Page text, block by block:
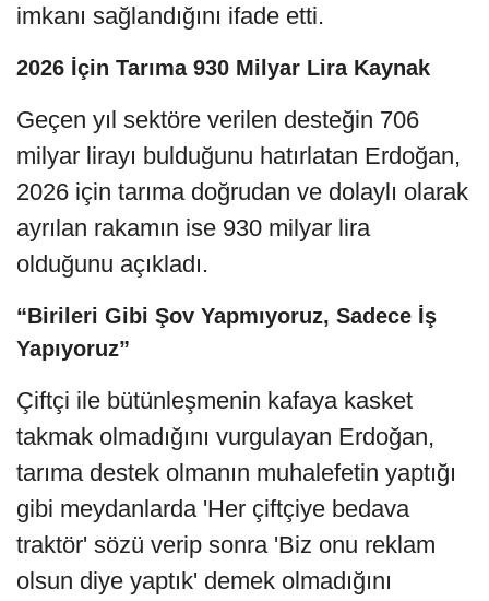
imkanı sağlandığını ifade etti.
2026 İçin Tarıma 930 Milyar Lira Kaynak
Geçen yıl sektöre verilen desteğin 706
milyar lirayı bulduğunu hatırlatan Erdoğan,
2026 için tarıma doğrudan ve dolaylı olarak
ayrılan rakamın ise 930 milyar lira
olduğunu açıkladı.
“Birileri Gibi Şov Yapmıyoruz, Sadece İş
Yapıyoruz”
Çiftçi ile bütünleşmenin kafaya kasket
takmak olmadığını vurgulayan Erdoğan,
tarıma destek olmanın muhalefetin yaptığı
gibi meydanlarda 'Her çiftçiye bedava
traktör' sözü verip sonra 'Biz onu reklam
olsun diye yaptık' demek olmadığını